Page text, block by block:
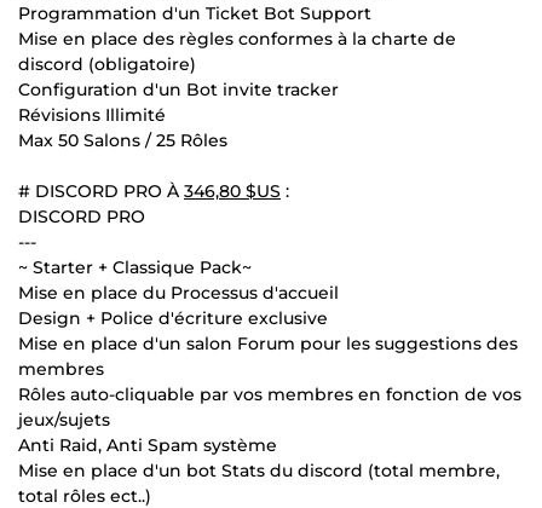
Programmation d'un Ticket Bot Support
Mise en place des règles conformes à la charte de
discord (obligatoire)
Configuration d'un Bot invite tracker
Révisions Illimité
Max 50 Salons / 25 Rôles
# DISCORD PRO À 346,80 $US :
DISCORD PRO
---
~ Starter + Classique Pack~
Mise en place du Processus d'accueil
Design + Police d'écriture exclusive
Mise en place d'un salon Forum pour les suggestions des
membres
Rôles auto-cliquable par vos membres en fonction de vos
jeux/sujets
Anti Raid, Anti Spam système
Mise en place d'un bot Stats du discord (total membre,
total rôles ect..)